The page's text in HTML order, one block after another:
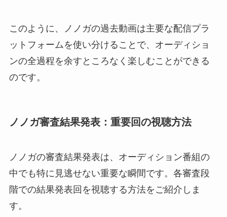
このように、ノノガの過去動画は主要な配信プラ
ットフォームを使い分けることで、オーディショ
ンの全過程を余すところなく楽しむことができる
のです。
ノノガ審査結果発表：重要回の視聴方法
ノノガの審査結果発表は、オーディション番組の
中でも特に見逃せない重要な瞬間です。各審査段
階での結果発表回を視聴する方法をご紹介しま
す。